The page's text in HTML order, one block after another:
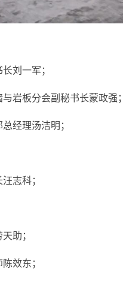
刘一军；
岩板分会副秘书长蒙政强；
经理汤洁明；
志科；
助；
效东；